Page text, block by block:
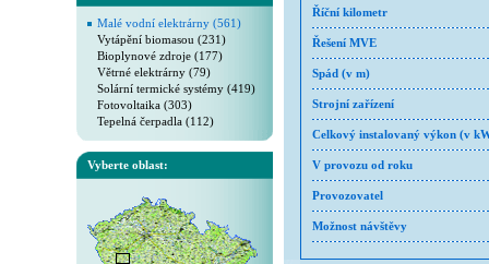
Malé vodní elektrárny (561)
Vytápění biomasou (231)
Bioplynové zdroje (177)
Větrné elektrárny (79)
Solární termické systémy (419)
Fotovoltaika (303)
Tepelná čerpadla (112)
Vyberte oblast:
Říční kilometr
Řešení MVE
Spád (v m)
Strojní zařízení
Celkový instalovaný výkon (v
V provozu od roku
Provozovatel
Možnost návštěvy